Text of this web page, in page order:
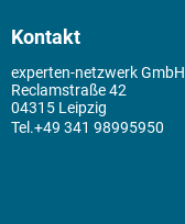
Kontakt
experten-netzwerk GmbH
Reclamstraße 42
04315 Leipzig
+49 341 98995950